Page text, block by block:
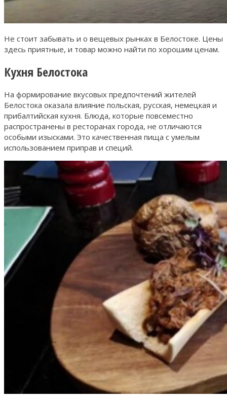
Не стоит забывать и о вещевых рынках в Белостоке. Цены
здесь приятные, и товар можно найти по хорошим ценам.
Кухня Белостока
На формирование вкусовых предпочтений жителей
Белостока оказала влияние польская, русская, немецкая и
прибалтийская кухня. Блюда, которые повсеместно
распространены в ресторанах города, не отличаются
особыми изысками. Это качественная пища с умелым
использованием приправ и специй.